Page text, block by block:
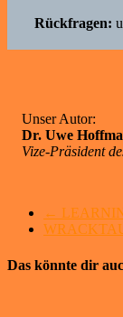
Rückfragen:
Unser Autor:
Dr. Uwe
Vize-Präsident
←
Das könnte dir